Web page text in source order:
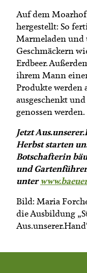
Auf dem
hergestellt: So
Marmeladen
Geschmäckern
Erdbeer.
ihrem Mann
Produkte werden
ausgeschenkt
genossen werden.
Jetzt
Herbst starten
Botschafterin
und
unter
Bild: Maria
die Ausbildung